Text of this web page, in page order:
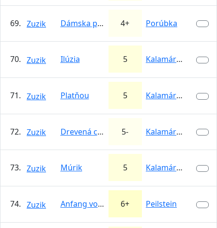
69. Zuzik Dámska päťka 4+ Porúbka
70. Zuzik Ilúzia 5 Kalamárka
71. Zuzik Platňou 5 Kalamárka
72. Zuzik Drevená cesta 5- Kalamárka
73. Zuzik Múrik 5 Kalamárka
74. Zuzik Anfang vom ende 6+ Peilstein